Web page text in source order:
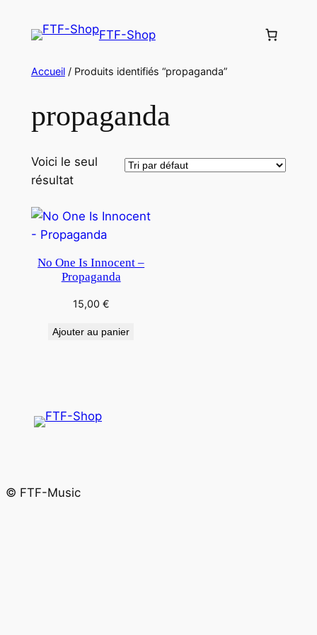
FTF-Shop
Accueil/ Produits identifiés “propaganda”
propaganda
Voici le seul
résultat
No One Is Innocent –
Propaganda
15,00 €
Ajouter au panier
© FTF-Music